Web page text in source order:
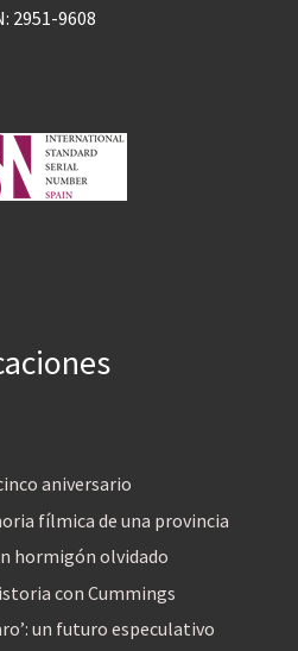
2951-9608
aniversario
fílmica de una provincia
hormigón olvidado
con Cummings
un futuro especulativo